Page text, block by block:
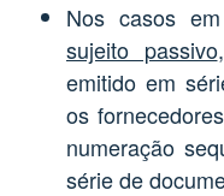
Nos casos
sujeito passivo
emitido em
os
numeração
série de